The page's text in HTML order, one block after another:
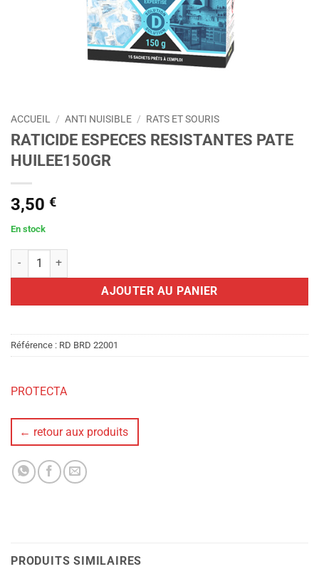
ACCUEIL / ANTI NUISIBLE / RATS ET SOURIS
RATICIDE ESPECES RESISTANTES PATE
HUILEE150GR
3,50 €
En stock
quantité de RATICIDE ESPECES RESISTANTES PATE HUILEE150GR
AJOUTER AU PANIER
Référence : RD BRD 22001
PROTECTA
← retour aux produits
PRODUITS SIMILAIRES